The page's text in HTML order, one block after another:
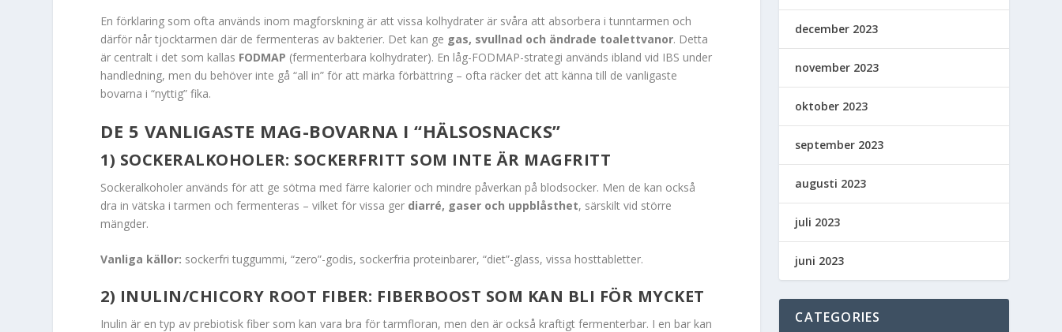
En förklaring som ofta används inom magforskning är att vissa kolhydrater är svåra att absorbera i tunntarmen och
därför når tjocktarmen där de fermenteras av bakterier. Det kan ge gas, svullnad och ändrade toalettvanor. Detta
är centralt i det som kallas FODMAP (fermenterbara kolhydrater). En låg-FODMAP-strategi används ibland vid IBS under
handledning, men du behöver inte gå “all in” för att märka förbättring – ofta räcker det att känna till de vanligaste
bovarna i “nyttig” fika.
DE 5 VANLIGASTE MAG-BOVARNA I “HÄLSOSNACKS”
1) SOCKERALKOHOLER: SOCKERFRITT SOM INTE ÄR MAGFRITT
Sockeralkoholer används för att ge sötma med färre kalorier och mindre påverkan på blodsocker. Men de kan också
dra in vätska i tarmen och fermenteras – vilket för vissa ger diarré, gaser och uppblåsthet, särskilt vid större
mängder.
Vanliga källor: sockerfri tuggummi, “zero”-godis, sockerfria proteinbarer, “diet”-glass, vissa hosttabletter.
2) INULIN/CHICORY ROOT FIBER: FIBERBOOST SOM KAN BLI FÖR MYCKET
Inulin är en typ av prebiotisk fiber som kan vara bra för tarmfloran, men den är också kraftigt fermenterbar. I en bar kan
december 2023
november 2023
oktober 2023
september 2023
augusti 2023
juli 2023
juni 2023
CATEGORIES